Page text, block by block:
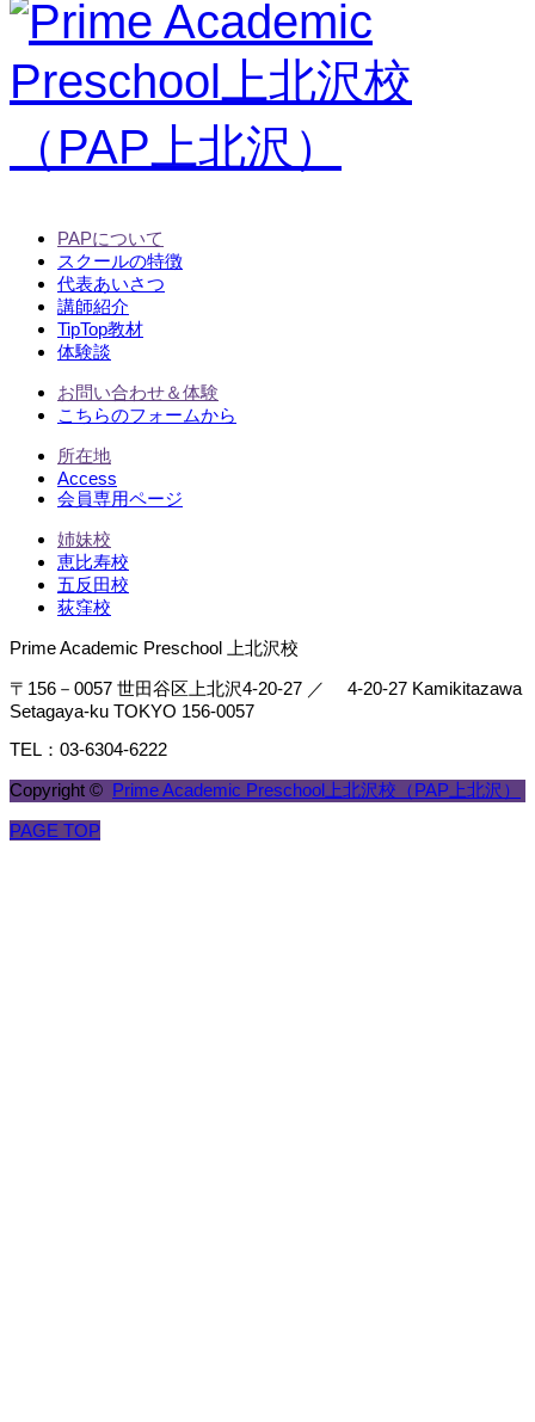
PAPについて
スクールの特徴
代表あいさつ
講師紹介
TipTop教材
体験談
お問い合わせ＆体験
こちらのフォームから
所在地
Access
会員専用ページ
姉妹校
恵比寿校
五反田校
荻窪校
Prime Academic Preschool 上北沢校
〒156－0057 世田谷区上北沢4-20-27 ／ 4-20-27 Kamikitazawa
Setagaya-ku TOKYO 156-0057
TEL：03-6304-6222
Copyright © Prime Academic Preschool上北沢校（PAP上北沢）
PAGE TOP